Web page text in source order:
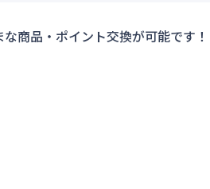
商品・ポイント交換が可能です！